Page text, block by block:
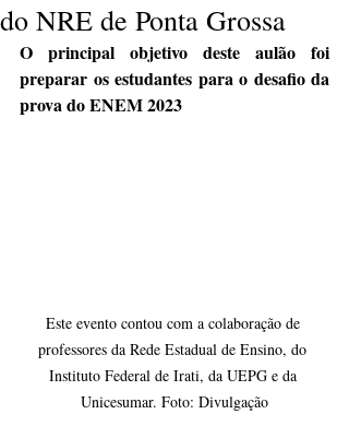
do NRE de Ponta Grossa
O principal objetivo deste aulão foi
preparar os estudantes para o desafio da
prova do ENEM 2023
Este evento contou com a colaboração de
professores da Rede Estadual de Ensino, do
Instituto Federal de Irati, da UEPG e da
Unicesumar. Foto: Divulgação